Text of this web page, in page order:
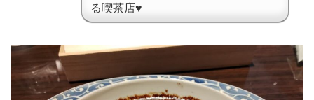
る喫茶店♥